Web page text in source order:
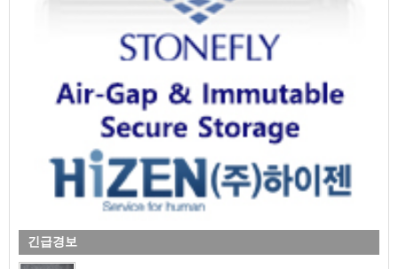
긴급경보